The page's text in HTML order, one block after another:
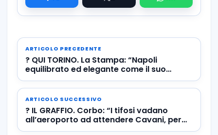
ARTICOLO PRECEDENTE
? QUI TORINO. La Stampa: “Napoli
equilibrato ed elegante come il suo
mister”
ARTICOLO SUCCESSIVO
? IL GRAFFIO. Corbo: “I tifosi vadano
all’aeroporto ad attendere Cavani, per
fortuna c’è Milik”